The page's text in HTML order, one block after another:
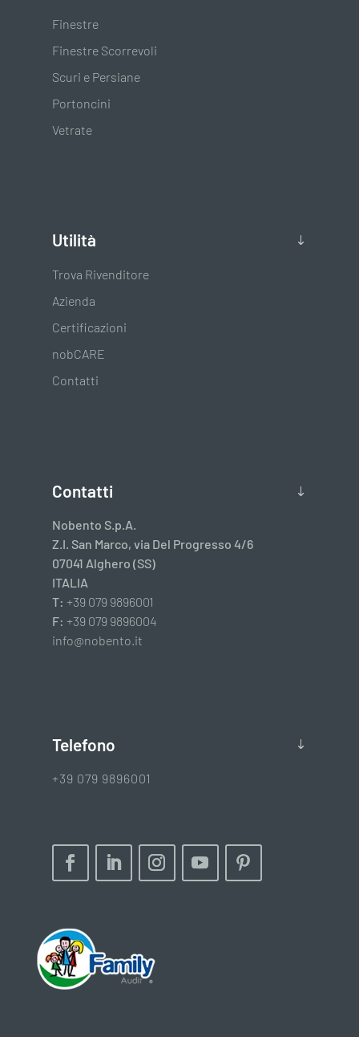
Finestre
Finestre Scorrevoli
Scuri e Persiane
Portoncini
Vetrate
Utilità
Trova Rivenditore
Azienda
Certificazioni
nobCARE
Contatti
Contatti
Nobento S.p.A.
Z.I. San Marco, via Del Progresso 4/6
07041 Alghero (SS)
ITALIA
T: +39 079 9896001
F: +39 079 9896004
info@nobento.it
Telefono
+39 079 9896001